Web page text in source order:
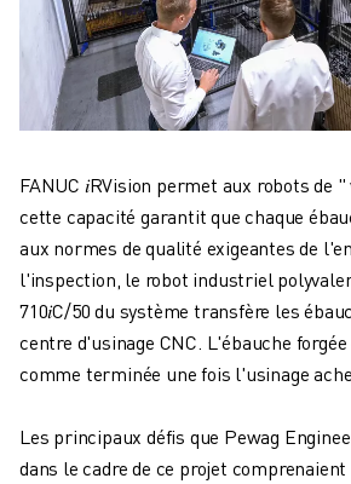
FANUC 𝑖RVision permet aux robots de "
cette capacité garantit que chaque
aux normes de qualité exigeantes de
l'inspection, le robot industriel
710𝑖C/50 du système transfère les
centre d'usinage CNC. L'ébauche
comme terminée une fois l'usinage
Les principaux défis que Pewag
dans le cadre de ce projet